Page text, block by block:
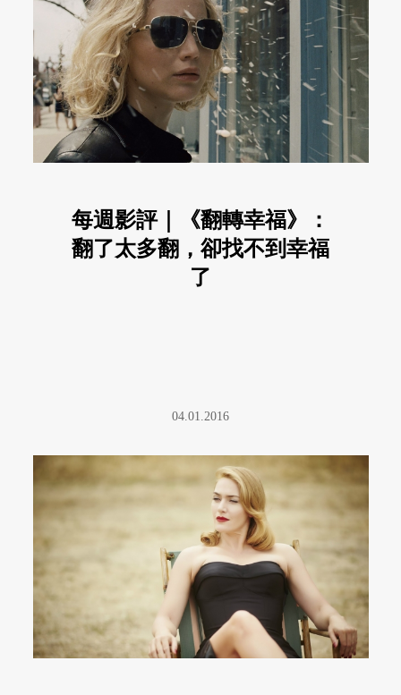
每週影評｜《翻轉幸福》：
翻了太多翻，卻找不到幸福
了
04.01.2016